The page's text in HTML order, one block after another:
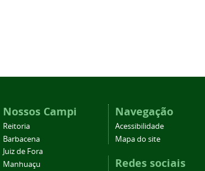
Nossos Campi
Reitoria
Barbacena
Juiz de Fora
Manhuaçu
Navegação
Acessibilidade
Mapa do site
Redes sociais